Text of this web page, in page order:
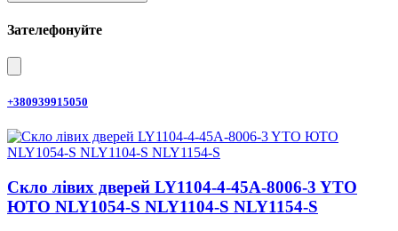
Зателефонуйте
+380939915050
Скло лівих дверей LY1104-4-45A-8006-3 YTO
ЮТО NLY1054-S NLY1104-S NLY1154-S